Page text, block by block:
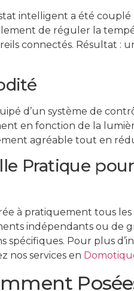
intelligent a été couplé
de réguler la
connectés. Résultat :
d’un système de
en fonction de la
agréable tout en
Pratique
à pratiquement tous les
indépendants ou de
spécifiques. Pour plus
nos services en